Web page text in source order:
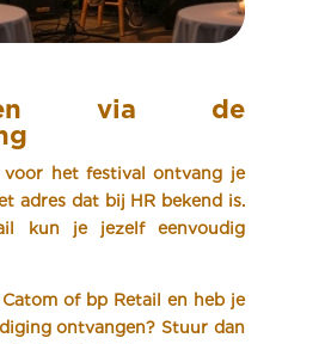
via de
het festival ontvang je
adres dat bij HR bekend is.
kun je jezelf eenvoudig
of bp Retail en heb je
ontvangen? Stuur dan